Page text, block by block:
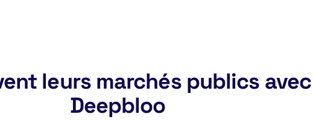
leurs marchés publics avec
Deepbloo